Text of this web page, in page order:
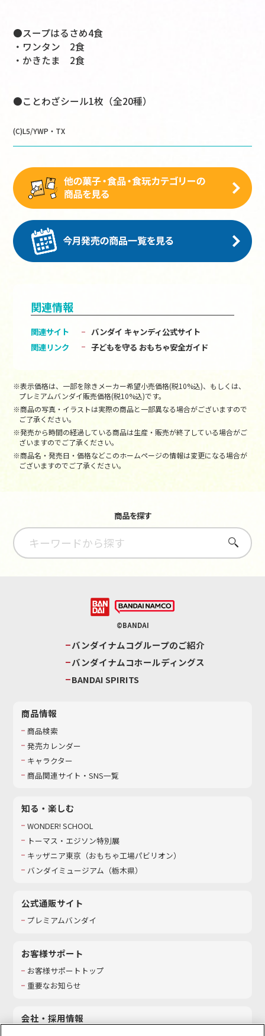
●スープはるさめ4食
・ワンタン 2食
・かきたま 2食
●ことわざシール1枚（全20種）
(C)L5/YWP・TX
関連情報
関連サイト
バンダイ キャンディ公式サイト
関連リンク
子どもを守る おもちゃ安全ガイド
※表示価格は、一部を除きメーカー希望小売価格(税10%込)、もしくは、
プレミアムバンダイ販売価格(税10%込)です。
※商品の写真・イラストは実際の商品と一部異なる場合がございますので
ご了承ください。
※発売から時間の経過している商品は生産・販売が終了している場合がご
ざいますのでご了承ください。
※商品名・発売日・価格などこのホームページの情報は変更になる場合が
ございますのでご了承ください。
商品を探す
さがす
©BANDAI
バンダイナムコグループのご紹介
バンダイナムコホールディングス
BANDAI SPIRITS
商品情報
商品検索
発売カレンダー
キャラクター
商品関連サイト・SNS一覧
知る・楽しむ
WONDER! SCHOOL
トーマス・エジソン特別展
キッザニア東京（おもちゃ工場パビリオン）​
バンダイミュージアム（栃木県）
公式通販サイト
プレミアムバンダイ
お客様サポート
お客様サポートトップ
重要なお知らせ
会社・採用情報